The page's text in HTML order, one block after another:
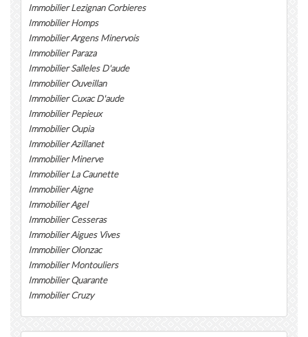
Immobilier Lezignan Corbieres
Immobilier Homps
Immobilier Argens Minervois
Immobilier Paraza
Immobilier Salleles D'aude
Immobilier Ouveillan
Immobilier Cuxac D'aude
Immobilier Pepieux
Immobilier Oupia
Immobilier Azillanet
Immobilier Minerve
Immobilier La Caunette
Immobilier Aigne
Immobilier Agel
Immobilier Cesseras
Immobilier Aigues Vives
Immobilier Olonzac
Immobilier Montouliers
Immobilier Quarante
Immobilier Cruzy